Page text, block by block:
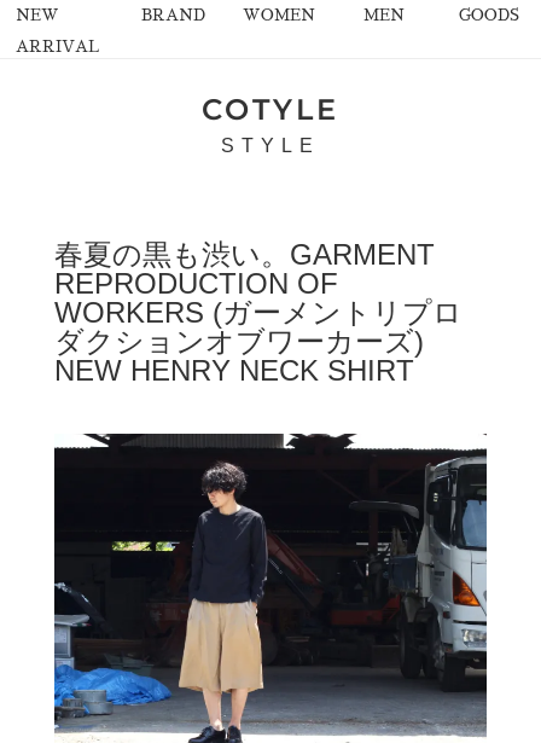
NEW
ARRIVAL
BRAND WOMEN MEN GOODS
COTYLE
STYLE
春夏の黒も渋い。GARMENT
REPRODUCTION OF
WORKERS (ガーメントリプロ
ダクションオブワーカーズ)
NEW HENRY NECK SHIRT